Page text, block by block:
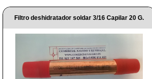
Filtro deshidratador soldar 3/16 Capilar 20 G.